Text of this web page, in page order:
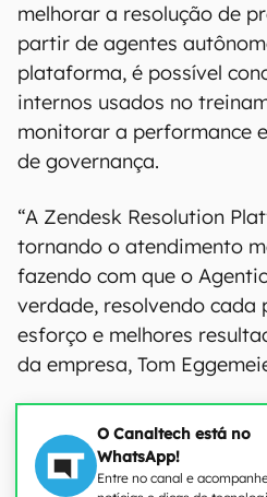
melhorar a resolução de
partir de agentes
plataforma, é possível
internos usados no
monitorar a performance
de governança.
“A Zendesk Resolution
tornando o atendimento
fazendo com que o
verdade, resolvendo cada
esforço e melhores
da empresa, Tom
O Canaltech está no
WhatsApp!
Entre no canal e